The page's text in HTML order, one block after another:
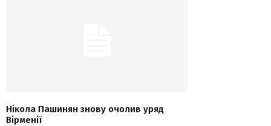
Нікола Пашинян знову очолив уряд
Вірменії